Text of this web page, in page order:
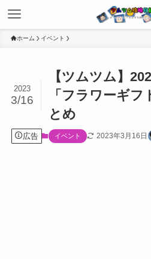
ホーム イベント
【ツムツム】
「フラワーギフ
とめ
2023
3/16
広告 イベント 2023年3月16日